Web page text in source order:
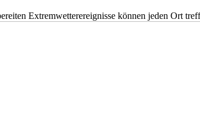
Extremwetterereignisse können jeden Ort